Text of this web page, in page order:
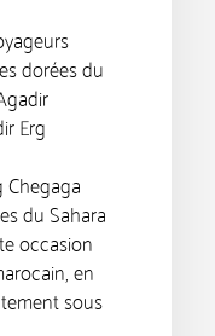
dorées du
Erg
Chegaga
du Sahara
occasion
en
sous